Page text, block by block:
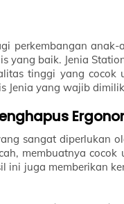
perkembangan
yang baik. Jenia
tinggi yang
Jenia yang wajib
sangat diperlukan
membuatnya
ini juga memberikan